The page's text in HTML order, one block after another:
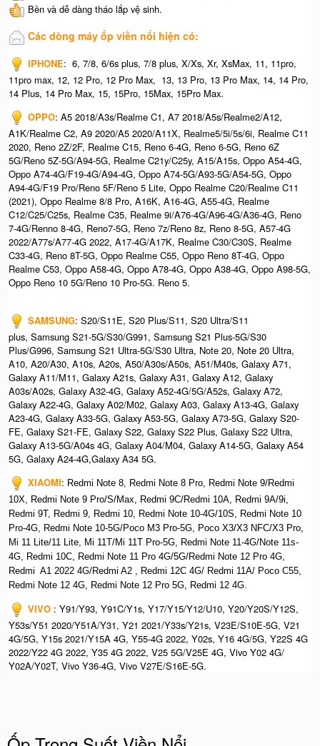
Bền và dễ dàng tháo lắp vệ sinh.
Các dòng máy ốp viền nổi hiện có:
IPHONE: 6, 7/8, 6/6s plus, 7/8 plus, X/Xs, Xr, XsMax, 11, 11pro,
11pro max, 12, 12 Pro, 12 Pro Max, 13, 13 Pro, 13 Pro Max, 14, 14 Pro,
14 Plus, 14 Pro Max, 15, 15Pro, 15Max, 15Pro Max.
OPPO: A5 2018/A3s/Realme C1, A7 2018/A5s/Realme2/A12,
A1K/Realme C2, A9 2020/A5 2020/A11X, Realme5/5i/5s/6i, Realme C11
2020, Reno 2Z/2F, Realme C15, Reno 6-4G, Reno 6-5G, Reno 6Z
5G/Reno 5Z-5G/A94-5G, Realme C21y/C25y, A15/A15s, Oppo A54-4G,
Oppo A74-4G/F19-4G/A94-4G, Oppo A74-5G/A93-5G/A54-5G, Oppo
A94-4G/F19 Pro/Reno 5F/Reno 5 Lite, Oppo Realme C20/Realme C11
(2021), Oppo Realme 8/8 Pro, A16K, A16-4G, A55-4G, Realme
C12/C25/C25s, Realme C35, Realme 9i/A76-4G/A96-4G/A36-4G, Reno
7-4G/Renno 8-4G, Reno7-5G, Reno 7z/Reno 8z, Reno 8-5G, A57-4G
2022/A77s/A77-4G 2022, A17-4G/A17K, Realme C30/C30S, Realme
C33-4G, Reno 8T-5G, Oppo Realme C55, Oppo Reno 8T-4G, Oppo
Realme C53, Oppo A58-4G, Oppo A78-4G, Oppo A38-4G, Oppo A98-5G,
Oppo Reno 10 5G/Reno 10 Pro-5G. Reno 5.
SAMSUNG: S20/S11E, S20 Plus/S11, S20 Ultra/S11
plus, Samsung S21-5G/S30/G991, Samsung S21 Plus-5G/S30
Plus/G996, Samsung S21 Ultra-5G/S30 Ultra, Note 20, Note 20 Ultra,
A10, A20/A30, A10s, A20s, A50/A30s/A50s, A51/M40s, Galaxy A71,
Galaxy A11/M11, Galaxy A21s, Galaxy A31, Galaxy A12, Galaxy
A03s/A02s, Galaxy A32-4G, Galaxy A52-4G/5G/A52s, Galaxy A72,
Galaxy A22-4G, Galaxy A02/M02, Galaxy A03, Galaxy A13-4G, Galaxy
A23-4G, Galaxy A33-5G, Galaxy A53-5G, Galaxy A73-5G, Galaxy S20-
FE, Galaxy S21-FE, Galaxy S22, Galaxy S22 Plus, Galaxy S22 Ultra,
Galaxy A13-5G/A04s 4G, Galaxy A04/M04, Galaxy A14-5G, Galaxy A54
5G, Galaxy A24-4G,Galaxy A34 5G.
XIAOMI: Redmi Note 8, Redmi Note 8 Pro, Redmi Note 9/Redmi
10X, Redmi Note 9 Pro/S/Max, Redmi 9C/Redmi 10A, Redmi 9A/9i,
Redmi 9T, Redmi 9, Redmi 10, Redmi Note 10-4G/10S, Redmi Note 10
Pro-4G, Redmi Note 10-5G/Poco M3 Pro-5G, Poco X3/X3 NFC/X3 Pro,
Mi 11 Lite/11 Lite, Mi 11T/Mi 11T Pro-5G, Redmi Note 11-4G/Note 11s-
4G, Redmi 10C, Redmi Note 11 Pro 4G/5G/Redmi Note 12 Pro 4G,
Redmi A1 2022 4G/Redmi A2 , Redmi 12C 4G/ Redmi 11A/ Poco C55,
Redmi Note 12 4G, Redmi Note 12 Pro 5G, Redmi 12 4G.
VIVO : Y91/Y93, Y91C/Y1s, Y17/Y15/Y12/U10, Y20/Y20S/Y12S,
Y53s/Y51 2020/Y51A/Y31, Y21 2021/Y33s/Y21s, V23E/S10E-5G, V21
4G/5G, Y15s 2021/Y15A 4G, Y55-4G 2022, Y02s, Y16 4G/5G, Y22S 4G
2022/Y22 4G 2022, Y35 4G 2022, V25 5G/V25E 4G, Vivo Y02 4G/
Y02A/Y02T, Vivo Y36-4G, Vivo V27E/S16E-5G.